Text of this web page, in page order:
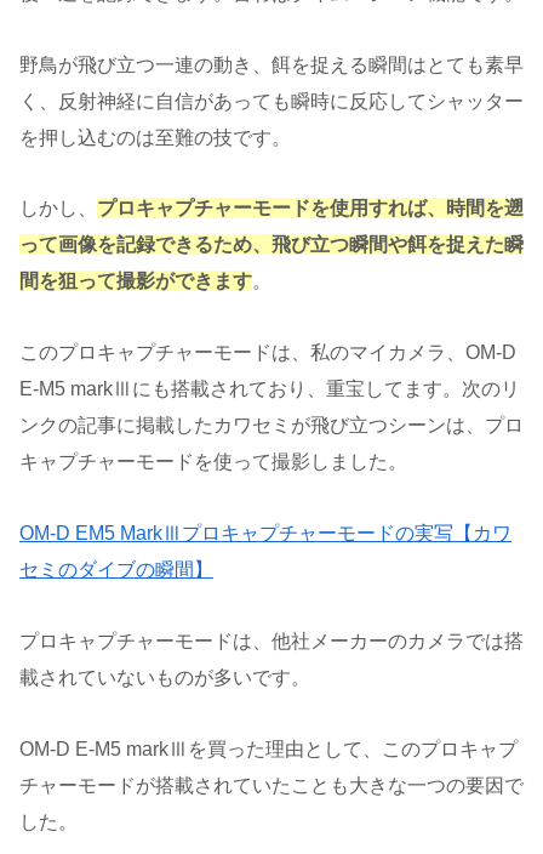
野鳥が飛び立つ一連の動き、餌を捉える瞬間はとても素早
く、反射神経に自信があっても瞬時に反応してシャッター
を押し込むのは至難の技です。
しかし、 プロキャプチャーモードを使用すれば、時間を遡
って画像を記録できるため、飛び立つ瞬間や餌を捉えた瞬
間を狙って撮影ができます。
このプロキャプチャーモードは、私のマイカメラ、OM-D
E-M5 markⅢにも搭載されており、重宝してます。次のリ
ンクの記事に掲載したカワセミが飛び立つシーンは、プロ
キャプチャーモードを使って撮影しました。
OM-D EM5 MarkⅢプロキャプチャーモードの実写【カワ
セミのダイブの瞬間】
プロキャプチャーモードは、他社メーカーのカメラでは搭
載されていないものが多いです。
OM-D E-M5 markⅢを買った理由として、このプロキャプ
チャーモードが搭載されていたことも大きな一つの要因で
した。